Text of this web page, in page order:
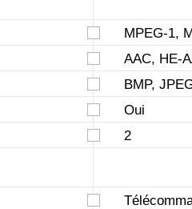
MPEG-1,
AAC, HE-
BMP,
Oui
2